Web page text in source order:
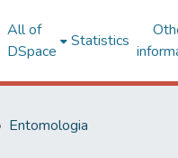
All of
DSpace
Statistics
Entomologia